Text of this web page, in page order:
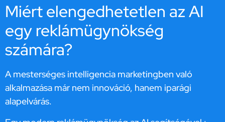
Miért elengedhetetlen az AI
egy reklámügynökség
számára?
A mesterséges intelligencia marketingben való
alkalmazása már nem innováció, hanem iparági
alapelvárás.